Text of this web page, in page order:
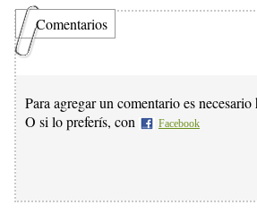
Comentarios
Para agregar un comentario es necesario
O si lo preferís, con Facebook